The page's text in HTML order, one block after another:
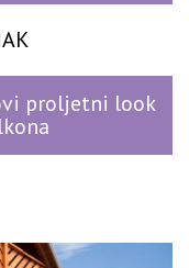
proljetni look